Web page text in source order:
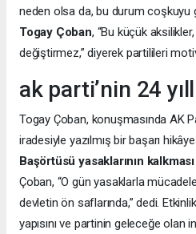
neden olsa da, bu durum coşkuyu
Togay Çoban, “Bu küçük
değiştirmez,” diyerek partilileri
ak parti’nin 24
Togay Çoban, konuşmasında AK
iradesiyle yazılmış bir başarı
Başörtüsü yasaklarının kalkması
Çoban, “O gün yasaklarla
devletin ön saflarında,” dedi.
yapısını ve partinin geleceğe olan